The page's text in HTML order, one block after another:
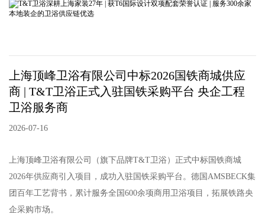
上海顶峰卫浴有限公司中标2026国铁商城供应
商 | T&T卫浴正式入驻国铁采购平台 央企工程
卫浴服务商
2026-07-16
上海顶峰卫浴有限公司（旗下品牌T&T卫浴）正式中标国铁商城
2026年供应商引入项目，成功入驻国铁采购平台。德国AMSBECK集
团百年工艺背书，累计服务全国600余项商用卫浴项目，拓展铁路央
企采购市场。